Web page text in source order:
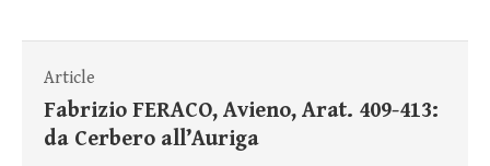
Article
Fabrizio FERACO, Avieno, Arat. 409-413:
da Cerbero all’Auriga